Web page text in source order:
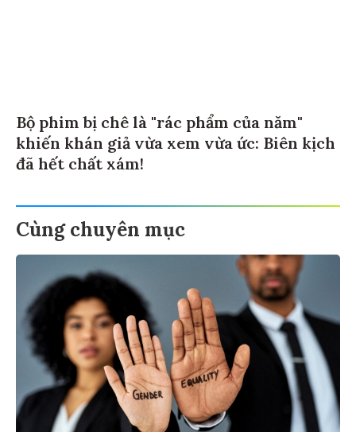
Bộ phim bị chê là "rác phẩm của năm"
khiến khán giả vừa xem vừa ức: Biên kịch
đã hết chất xám!
Cùng chuyên mục